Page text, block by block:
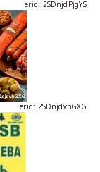
erid: 2SDnjdvhGXG